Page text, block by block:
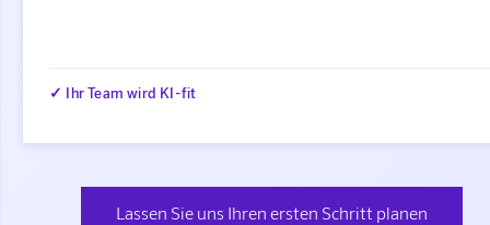
✓ Ihr Team wird KI-fit
Lassen Sie uns Ihren ersten Schritt planen